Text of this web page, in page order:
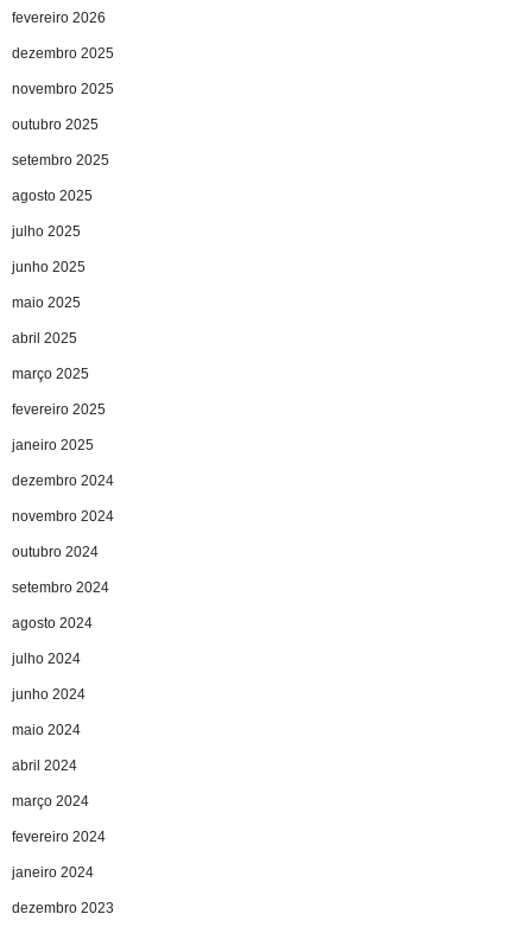
fevereiro 2026
dezembro 2025
novembro 2025
outubro 2025
setembro 2025
agosto 2025
julho 2025
junho 2025
maio 2025
abril 2025
março 2025
fevereiro 2025
janeiro 2025
dezembro 2024
novembro 2024
outubro 2024
setembro 2024
agosto 2024
julho 2024
junho 2024
maio 2024
abril 2024
março 2024
fevereiro 2024
janeiro 2024
dezembro 2023